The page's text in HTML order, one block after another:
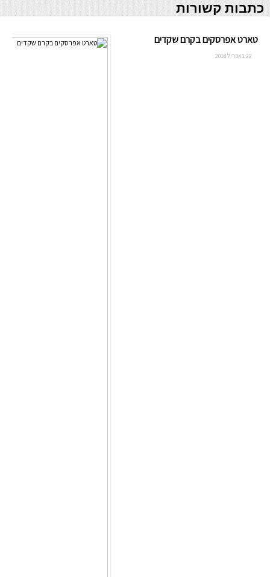
כתבות קשורות
טארט אפרסקים בקרם שקדים
22 באפריל 2018